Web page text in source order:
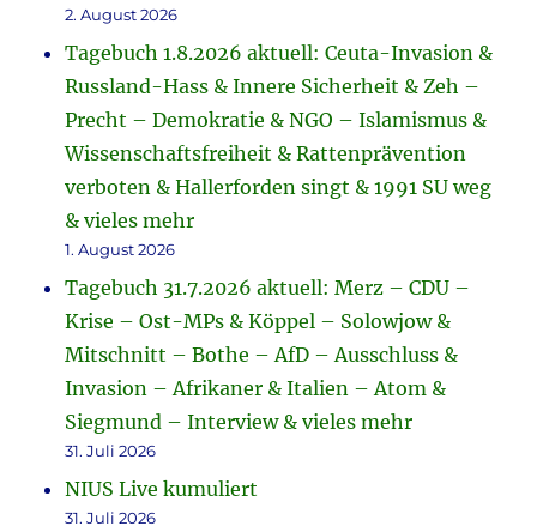
2. August 2026
Tagebuch 1.8.2026 aktuell: Ceuta-Invasion &
Russland-Hass & Innere Sicherheit & Zeh –
Precht – Demokratie & NGO – Islamismus &
Wissenschaftsfreiheit & Rattenprävention
verboten & Hallerforden singt & 1991 SU weg
& vieles mehr
1. August 2026
Tagebuch 31.7.2026 aktuell: Merz – CDU –
Krise – Ost-MPs & Köppel – Solowjow &
Mitschnitt – Bothe – AfD – Ausschluss &
Invasion – Afrikaner & Italien – Atom &
Siegmund – Interview & vieles mehr
31. Juli 2026
NIUS Live kumuliert
31. Juli 2026